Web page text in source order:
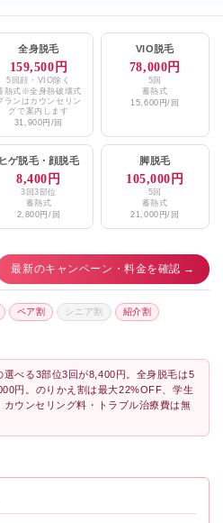
全身脱毛
159,500円
5回顔・VIO除く
熱式※全身熱破壊式
ランはカウンセリン
グで案内します
31,900円/回
VIO脱毛
78,000円
5回
蓄熱式
15,600円/回
ヒゲ脱毛・ 顔脱毛
8,400円
3回3部位
蓄熱式
2,800円/回
脚脱毛
105,000円
5回
蓄熱式
21,000円/回
最新のキャンペーン・料金を確認 →
ペア割 シニア割 紹介割
選べる3部位3回が8,400円。全身脱毛は5
円。のりかえ割は最大22%OFF、学生
ウンセリング料・トラブル治療費は無